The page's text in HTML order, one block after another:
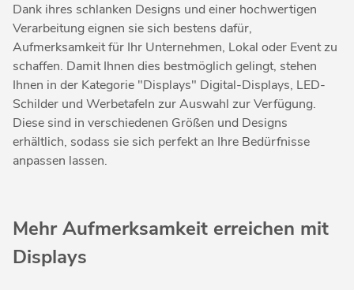
Dank ihres schlanken Designs und einer hochwertigen
Verarbeitung eignen sie sich bestens dafür,
Aufmerksamkeit für Ihr Unternehmen, Lokal oder Event zu
schaffen. Damit Ihnen dies bestmöglich gelingt, stehen
Ihnen in der Kategorie "Displays" Digital-Displays, LED-
Schilder und Werbetafeln zur Auswahl zur Verfügung.
Diese sind in verschiedenen Größen und Designs
erhältlich, sodass sie sich perfekt an Ihre Bedürfnisse
anpassen lassen.
Mehr Aufmerksamkeit erreichen mit
Displays